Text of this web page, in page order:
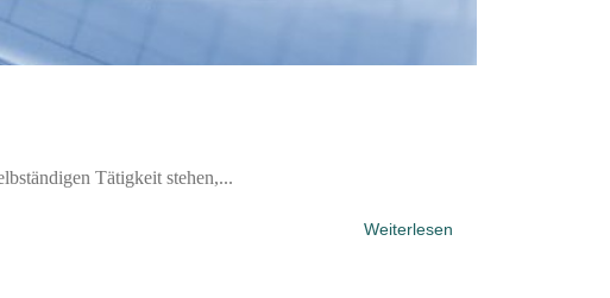
Tätigkeit stehen,...
Weiterlesen